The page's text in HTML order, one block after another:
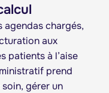
agendas chargés,
aux
patients à l’aise
prend
gérer un